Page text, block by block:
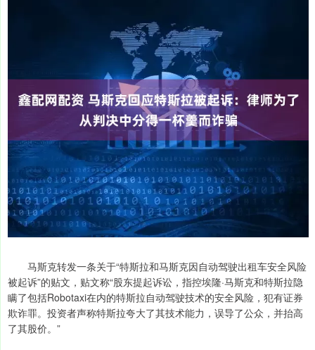
马斯克转发一条关于“特斯拉和马斯克因自动驾驶出租车安全风险
被起诉”的贴文，贴文称“股东提起诉讼，指控埃隆·马斯克和特斯拉隐
瞒了包括Robotaxi在内的特斯拉自动驾驶技术的安全风险，犯有证券
欺诈罪。投资者声称特斯拉夸大了其技术能力，误导了公众，并抬高
了其股价。”